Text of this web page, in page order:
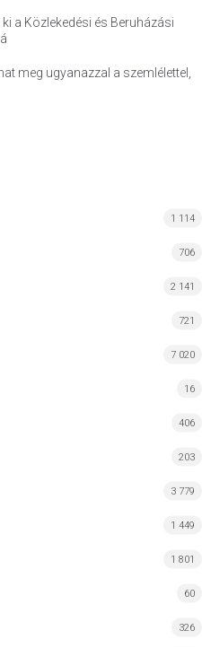
a Közlekedési és Beruházási
meg ugyanazzal a szemlélettel,
1 114
706
2 141
721
7 020
16
406
203
3 779
1 449
1 801
60
326